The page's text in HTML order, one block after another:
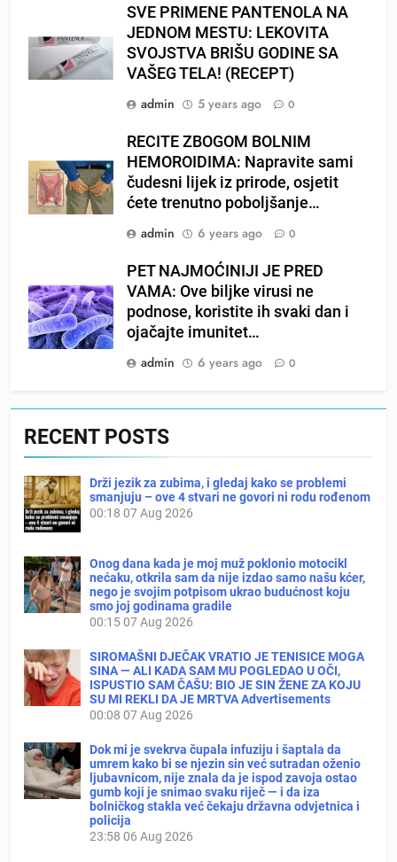
SVE PRIMENE PANTENOLA NA
JEDNOM MESTU: LEKOVITA
SVOJSTVA BRIŠU GODINE SA
VAŠEG TELA! (RECEPT)
admin
5 years ago 0
RECITE ZBOGOM BOLNIM
HEMOROIDIMA: Napravite sami
čudesni lijek iz prirode, osjetit
ćete trenutno poboljšanje…
admin
6 years ago 0
PET NAJMOĆINIJI JE PRED
VAMA: Ove biljke virusi ne
podnose, koristite ih svaki dan i
ojačajte imunitet…
admin
6 years ago 0
RECENT POSTS
Drži jezik za zubima, i gledaj kako se problemi
smanjuju – ove 4 stvari ne govori ni rodu rođenom
00:18 07 Aug 2026
Onog dana kada je moj muž poklonio motocikl
nećaku, otkrila sam da nije izdao samo našu kćer,
nego je svojim potpisom ukrao budućnost koju
smo joj godinama gradile
00:1507 Aug 2026
SIROMAŠNI DJEČAK VRATIO JE TENISICE MOGA
SINA — ALI KADA SAM MU POGLEDAO U OČI,
ISPUSTIO SAM ČAŠU: BIO JE SIN ŽENE ZA KOJU
SU MI REKLI DA JE MRTVA Advertisements
00:08 07 Aug 2026
Dok mi je svekrva čupala infuziju i šaptala da
umrem kako bi se njezin sin već sutradan oženio
ljubavnicom, nije znala da je ispod zavoja ostao
gumb koji je snimao svaku riječ — i da iza
bolničkog stakla već čekaju državna odvjetnica i
policija
23:58 06 Aug 2026